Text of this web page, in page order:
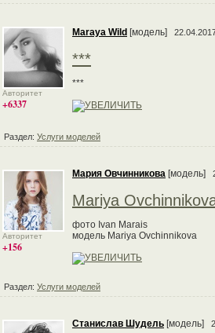
Авторитет
+6337
Maraya Wild [модель]
***
***
Раздел: Услуги моделей
Авторитет
+156
Мария Овчинникова [модель]
Mariya
фото Ivan Marais
модель Mariya Ovchinnikova
Раздел: Услуги моделей
Станислав Шудель [модель]